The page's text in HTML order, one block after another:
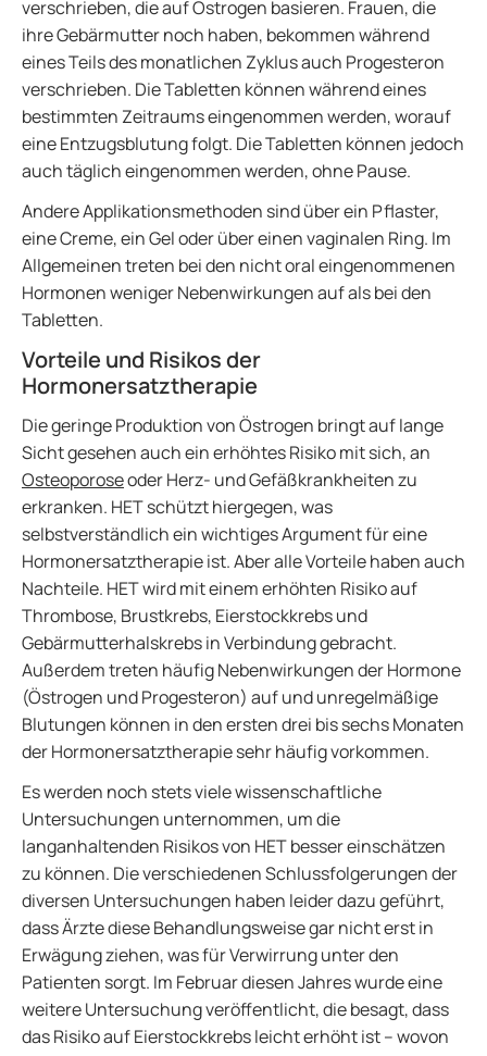
verschrieben, die auf Östrogen basieren. Frauen, die
ihre Gebärmutter noch haben, bekommen während
eines Teils des monatlichen Zyklus auch Progesteron
verschrieben. Die Tabletten können während eines
bestimmten Zeitraums eingenommen werden, worauf
eine Entzugsblutung folgt. Die Tabletten können jedoch
auch täglich eingenommen werden, ohne Pause.
Andere Applikationsmethoden sind über ein Pflaster,
eine Creme, ein Gel oder über einen vaginalen Ring. Im
Allgemeinen treten bei den nicht oral eingenommenen
Hormonen weniger Nebenwirkungen auf als bei den
Tabletten.
Vorteile und Risikos der
Hormonersatztherapie
Die geringe Produktion von Östrogen bringt auf lange
Sicht gesehen auch ein erhöhtes Risiko mit sich, an
Osteoporoseoder Herz- und Gefäßkrankheiten zu
erkranken. HET schützt hiergegen, was
selbstverständlich ein wichtiges Argument für eine
Hormonersatztherapie ist. Aber alle Vorteile haben auch
Nachteile. HET wird mit einem erhöhten Risiko auf
Thrombose, Brustkrebs, Eierstockkrebs und
Gebärmutterhalskrebs in Verbindung gebracht.
Außerdem treten häufig Nebenwirkungen der Hormone
(Östrogen und Progesteron) auf und unregelmäßige
Blutungen können in den ersten drei bis sechs Monaten
der Hormonersatztherapie sehr häufig vorkommen.
Es werden noch stets viele wissenschaftliche
Untersuchungen unternommen, um die
langanhaltenden Risikos von HET besser einschätzen
zu können. Die verschiedenen Schlussfolgerungen der
diversen Untersuchungen haben leider dazu geführt,
dass Ärzte diese Behandlungsweise gar nicht erst in
Erwägung ziehen, was für Verwirrung unter den
Patienten sorgt. Im Februar diesen Jahres wurde eine
weitere Untersuchung veröffentlicht, die besagt, dass
das Risiko auf Eierstockkrebs leicht erhöht ist – wovon